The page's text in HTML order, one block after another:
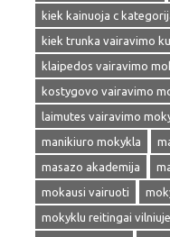
kiek kainuoja c
kiek trunka vairavimo
klaipedos vairavimo
kostygovo vairavimo
laimutes vairavimo
manikiuro mokykla
masazo akademija
mokausi vairuoti
mokyklu reitingai vilniuje